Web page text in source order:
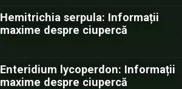
Hemitrichia serpula: Informații
maxime despre ciupercă
Enteridium lycoperdon: Informații
maxime despre ciupercă